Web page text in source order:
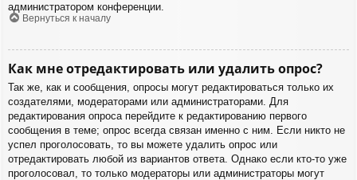
администратором конференции.
Вернуться к началу
Как мне отредактировать или удалить опрос?
Так же, как и сообщения, опросы могут редактироваться только их
создателями, модераторами или администраторами. Для
редактирования опроса перейдите к редактированию первого
сообщения в теме; опрос всегда связан именно с ним. Если никто не
успел проголосовать, то вы можете удалить опрос или
отредактировать любой из вариантов ответа. Однако если кто-то уже
проголосовал, то только модераторы или администраторы могут